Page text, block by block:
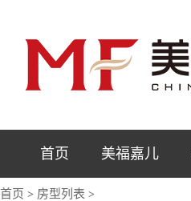
首页 美福嘉儿
首页 > 房型列表 >